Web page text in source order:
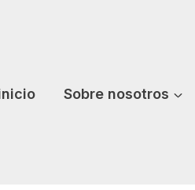
Sobre nosotros